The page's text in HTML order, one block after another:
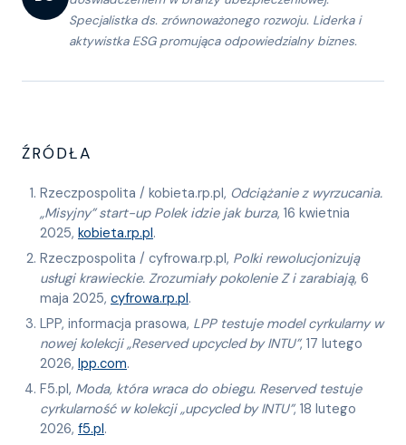
Specjalistka ds. zrównoważonego rozwoju. Liderka i
aktywistka ESG promująca odpowiedzialny biznes.
ŹRÓDŁA
Rzeczpospolita / kobieta.rp.pl, Odciążanie z wyrzucania.
„Misyjny” start-up Polek idzie jak burza, 16 kwietnia
2025, kobieta.rp.pl.
Rzeczpospolita / cyfrowa.rp.pl, Polki rewolucjonizują
usługi krawieckie. Zrozumiały pokolenie Z i zarabiają, 6
maja 2025, cyfrowa.rp.pl.
LPP, informacja prasowa, LPP testuje model cyrkularny w
nowej kolekcji „Reserved upcycled by INTU”, 17 lutego
2026, lpp.com.
F5.pl, Moda, która wraca do obiegu. Reserved testuje
cyrkularność w kolekcji „upcycled by INTU”, 18 lutego
2026, f5.pl.